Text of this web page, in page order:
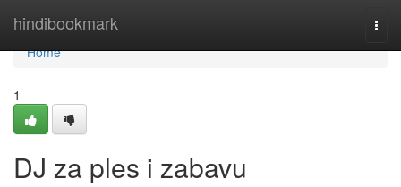
hindibookmark
Home
Home
1
DJ za ples i zabavu